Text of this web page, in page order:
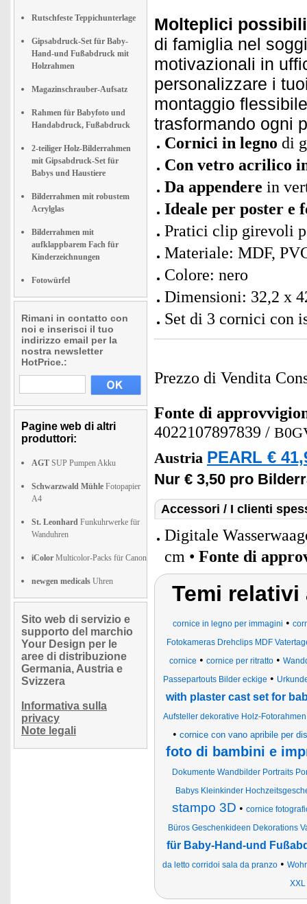
Rutschfeste Teppichunterlage
Gipsabdruck-Set für Baby-
Hand-und Fußabdruck mit
Holzrahmen
Magazinschrauber-Aufsatz
Rahmen für Babyfoto und
Handabdruck, Fußabdruck
2-teiliger Holz-Bilderrahmen
mit Gipsabdruck-Set für
Babys und Haustiere
Bilderrahmen mit robustem
Acrylglas
Bilderrahmen mit
aufklappbarem Fach für
Kinderzeichnungen
Fotowürfel
Rimani in contatto con
noi e inserisci il tuo
indirizzo email per la
nostra newsletter
HotPrice.:
Pagine web di altri
produttori:
AGT SUP Pumpen Akku
Schwarzwald Mühle Fotopapier
A4
St. Leonhard Funkuhrwerke für
Wanduhren
iColor Multicolor-Packs für Canon
newgen medicals Uhren
Sito web di servizio e
supporto del marchio
Your Design per le
aree di distribuzione
Germania, Austria e
Svizzera
Informativa sulla
privacy
Note legali
Molteplici
di famiglia nel
motivazionali in
personalizzare i
montaggio
trasformando ogni
Cornici in legno di
Con vetro acrilico
Da appendere in
Ideale per poster e
Pratici clip girevoli
Materiale: MDF,
Colore: nero
Dimensioni: 32,2 x
Set di 3 cornici con
Prezzo di Vendita
Fonte di
4022107897839 /
Austria PEARL €
Nur € 3,50 pro
Accessori / I clienti
Digitale
cm • Fonte di
Temi
cornice in legno per immagini •
Fotokameras Drehclips MDF
cornice • cornice per ritratto •
Passepartouts Bilder eckige •
with plaster cast set for
Aufsteller dekorative Holz-
• cornice con vano apribile per
foto di bambini e
Dokumente Wandbilder Portraits
Babys Kleinkinder
stampo 3D • cornice
Büros Geschenkideen Dekorations
für Baby-Hand-und
da letto corridoi sala da pranzo •